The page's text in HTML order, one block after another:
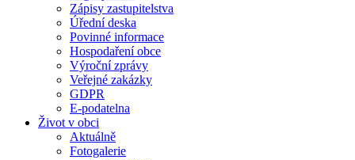
Zápisy zastupitelstva
Úřední deska
Povinné informace
Hospodaření obce
Výroční zprávy
Veřejné zakázky
GDPR
E-podatelna
Život v obci
Aktuálně
Fotogalerie